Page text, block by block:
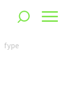
fype